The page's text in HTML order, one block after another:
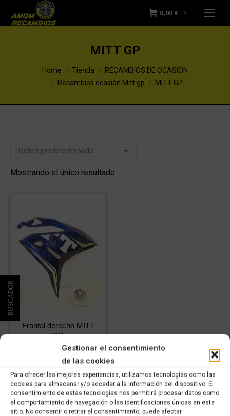
Gestionar el consentimiento
de las cookies
Para ofrecer las mejores experiencias, utilizamos tecnologías como las
cookies para almacenar y/o acceder a la información del dispositivo. El
consentimiento de estas tecnologías nos permitirá procesar datos como
el comportamiento de navegación o las identificaciones únicas en este
sitio. No consentir o retirar el consentimiento, puede afectar
0,00 € 0
MITT GP
You are here:Home Tienda
RECAMBIOS DE OCASIÓN
Recambios ocasión Mitt gp
MITT GP
Mostrando el único resultado
Frontal derecho MITT
GP
€ IVA
50,74 € IVA
incluido
Comprar